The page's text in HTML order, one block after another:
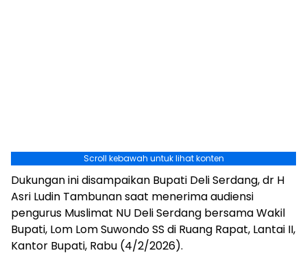
Scroll kebawah untuk lihat konten
Dukungan ini disampaikan Bupati Deli Serdang, dr H
Asri Ludin Tambunan saat menerima audiensi
pengurus Muslimat NU Deli Serdang bersama Wakil
Bupati, Lom Lom Suwondo SS di Ruang Rapat, Lantai II,
Kantor Bupati, Rabu (4/2/2026).